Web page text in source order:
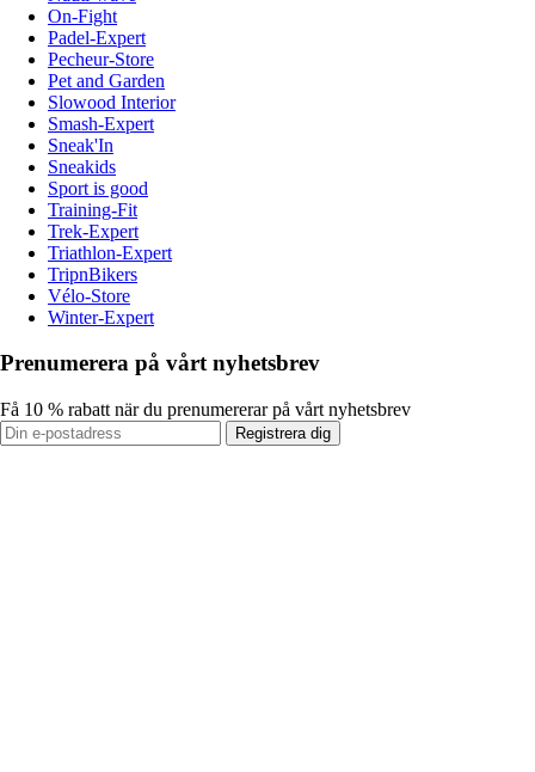
On-Fight
Padel-Expert
Pecheur-Store
Pet and Garden
Slowood Interior
Smash-Expert
Sneak'In
Sneakids
Sport is good
Training-Fit
Trek-Expert
Triathlon-Expert
TripnBikers
Vélo-Store
Winter-Expert
Prenumerera på vårt nyhetsbrev
Få 10 % rabatt när du prenumererar på vårt nyhetsbrev
Registrera dig